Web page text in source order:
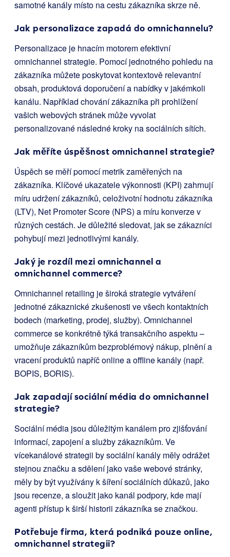
samotné kanály místo na cestu zákazníka skrze ně.
Jak personalizace zapadá do omnichannelu?
Personalizace je hnacím motorem efektivní
omnichannel strategie. Pomocí jednotného pohledu na
zákazníka můžete poskytovat kontextově relevantní
obsah, produktová doporučení a nabídky v jakémkoli
kanálu. Například chování zákazníka při prohlížení
vašich webových stránek může vyvolat
personalizované následné kroky na sociálních sítích.
Jak měříte úspěšnost omnichannel strategie?
Úspěch se měří pomocí metrik zaměřených na
zákazníka. Klíčové ukazatele výkonnosti (KPI) zahrnují
míru udržení zákazníků, celoživotní hodnotu zákazníka
(LTV), Net Promoter Score (NPS) a míru konverze v
různých cestách. Je důležité sledovat, jak se zákazníci
pohybují mezi jednotlivými kanály.
Jaký je rozdíl mezi omnichannel a
omnichannel commerce?
Omnichannel retailing je široká strategie vytváření
jednotné zákaznické zkušenosti ve všech kontaktních
bodech (marketing, prodej, služby). Omnichannel
commerce se konkrétně týká transakčního aspektu –
umožňuje zákazníkům bezproblémový nákup, plnění a
vracení produktů napříč online a offline kanály (např.
BOPIS, BORIS).
Jak zapadají sociální média do omnichannel
strategie?
Sociální média jsou důležitým kanálem pro zjišťování
informací, zapojení a služby zákazníkům. Ve
vícekanálové strategii by sociální kanály měly odrážet
stejnou značku a sdělení jako vaše webové stránky,
měly by být využívány k šíření sociálních důkazů, jako
jsou recenze, a sloužit jako kanál podpory, kde mají
agenti přístup k širší historii zákazníka se značkou.
Potřebuje firma, která podniká pouze online,
omnichannel strategii?